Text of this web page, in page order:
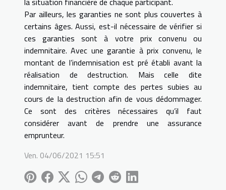
Par ailleurs, les garanties ne sont plus couvertes à
certains âges. Aussi, est-il nécessaire de vérifier si
ces garanties sont à votre prix convenu ou
indemnitaire. Avec une garantie à prix convenu, le
montant de l’indemnisation est pré établi avant la
réalisation de destruction. Mais celle dite
indemnitaire, tient compte des pertes subies au
cours de la destruction afin de vous dédommager.
Ce sont des critères nécessaires qu’il faut
considérer avant de prendre une assurance
emprunteur.
Ven. 04/06/2021 15:51